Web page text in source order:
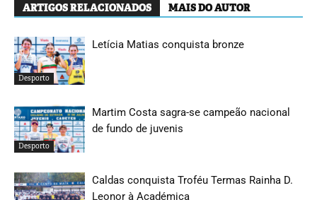
ARTIGOS RELACIONADOS MAIS DO AUTOR
Desporto
Letícia Matias conquista bronze
Desporto
Martim Costa sagra-se campeão nacional
de fundo de juvenis
Caldas conquista Troféu Termas Rainha D.
Leonor à Académica